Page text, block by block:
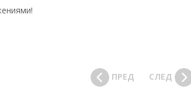
ПРЕД СЛЕД